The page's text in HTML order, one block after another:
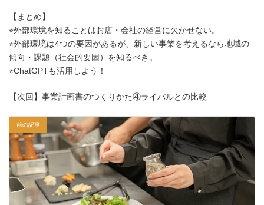
【まとめ】
⭐︎外部環境を知ることはお店・会社の経営に欠かせない。
⭐︎外部環境は4つの要因があるが、新しい事業を考えるなら地域の
傾向・課題（社会的要因）を知るべき。
⭐︎ChatGPTも活用しよう！
【次回】事業計画書のつくりかた④ライバルとの比較
前の記事